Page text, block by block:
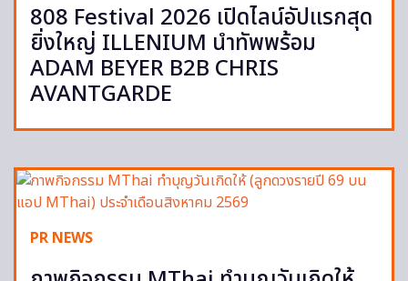
808 Festival 2026 เปิดไลน์อัปแรกสุด
ยิ่งใหญ่ ILLENIUM นำทัพพร้อม
ADAM BEYER B2B CHRIS
AVANTGARDE
PR NEWS